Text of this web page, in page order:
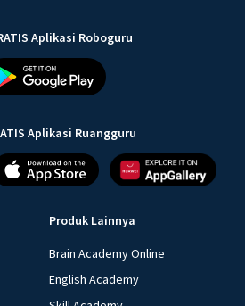
Aplikasi Roboguru
Aplikasi Ruangguru
Produk Lainnya
Brain Academy Online
English Academy